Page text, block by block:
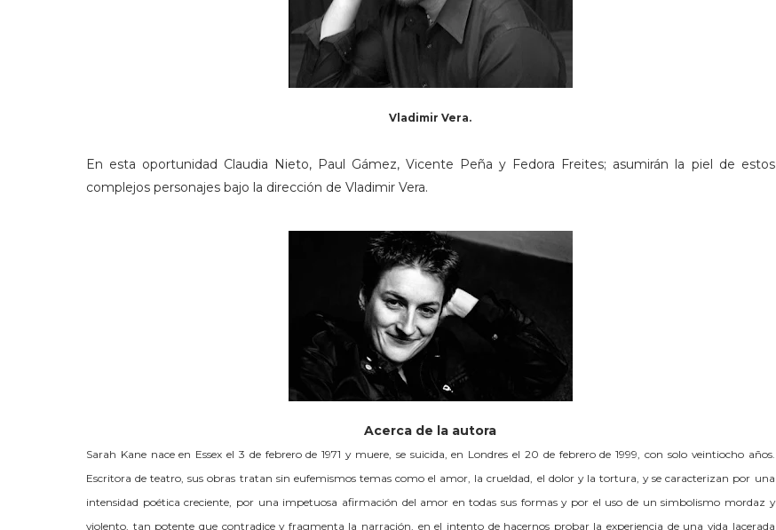
Vladimir Vera.
En esta oportunidad Claudia Nieto, Paul Gámez, Vicente Peña y Fedora Freites; asumirán la piel de estos
complejos personajes bajo la dirección de Vladimir Vera.
Acerca de la autora
Sarah Kane nace en Essex el 3 de febrero de 1971 y muere, se suicida, en Londres el 20 de febrero de 1999, con solo veintiocho años.
Escritora de teatro, sus obras tratan sin eufemismos temas como el amor, la crueldad, el dolor y la tortura, y se caracterizan por una
intensidad poética creciente, por una impetuosa afirmación del amor en todas sus formas y por el uso de un simbolismo mordaz y
violento, tan potente que contradice y fragmenta la narración, en el intento de hacernos probar la experiencia de una vida lacerada